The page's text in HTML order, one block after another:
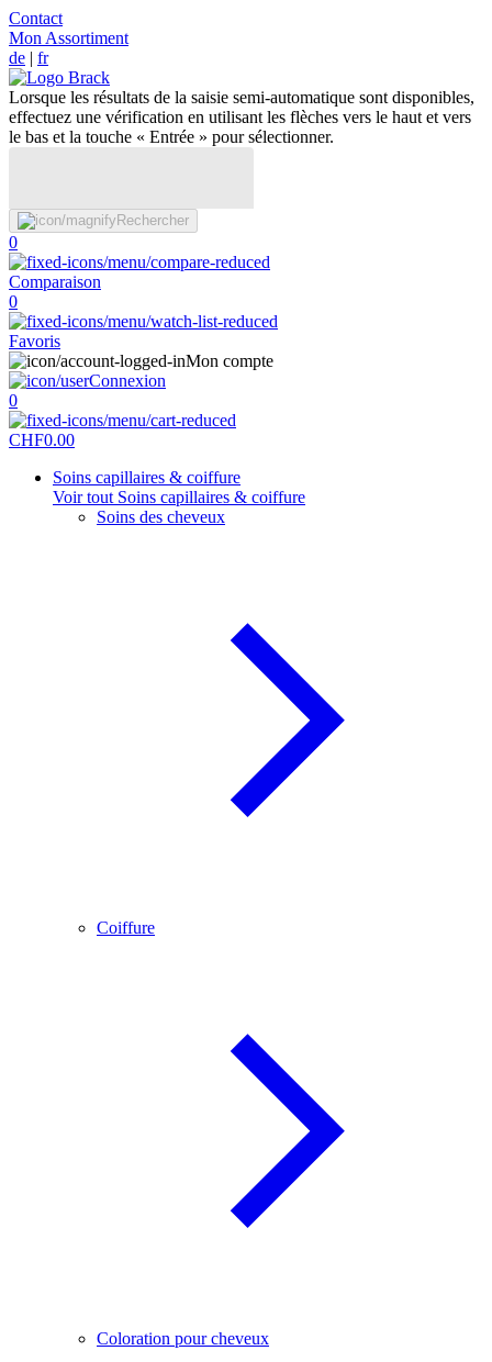
Contact
Mon Assortiment
de | fr
Lorsque les résultats de la saisie semi-automatique sont disponibles,
effectuez une vérification en utilisant les flèches vers le haut et vers
le bas et la touche « Entrée » pour sélectionner.
Rechercher
0
Comparaison
0
Favoris
Mon compte
Connexion
0
CHF0.00
Soins capillaires & coiffure
Voir tout Soins capillaires & coiffure
Soins des cheveux
Coiffure
Coloration pour cheveux